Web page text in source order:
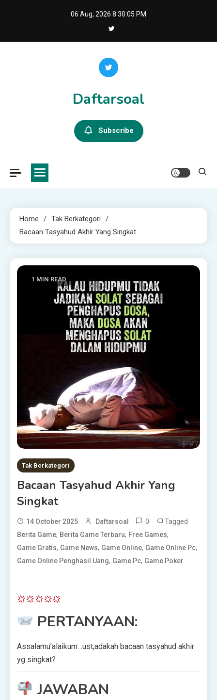
06 Aug, 2026 8:30:06 PM
Daftarsoal
Subscribe
Home
Tak Berkategori
Bacaan Tasyahud Akhir Yang Singkat
1 MIN READ
Tak Berkategori
Bacaan Tasyahud Akhir Yang
Singkat
14 October 2025 Daftarsoal 0 Tagged
Berita Game, Berita Game Terbaru, Free Games,
Game Gratis, Game News, Game Online, Game Online Pc,
Game Online Penghasil Uang, Game Pc, Game Poker
PERTANYAAN:
Assalamu’alaikum…ust,adakah bacaan tasyahud akhir
yg singkat?
JAWABAN